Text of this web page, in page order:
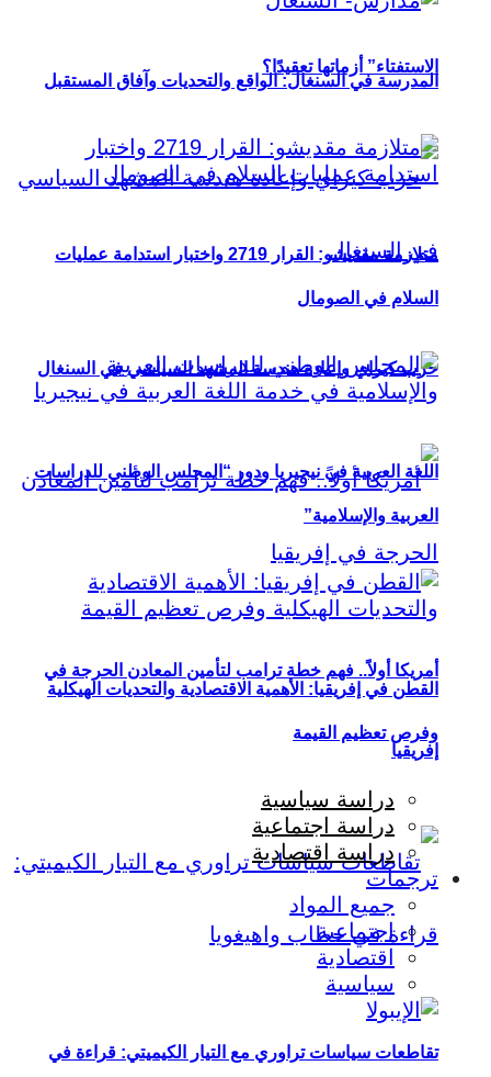
الاستفتاء” أزماتها تعقيدًا؟
حزب كيراي وإعادة هندسة المشهد السياسي في السنغال
أمريكا أولاً.. فهم خطة ترامب لتأمين المعادن الحرجة في
إفريقيا
تقاطعات سياسات تراوري مع التيار الكيميتي: قراءة في
المدرسة في السنغال: الواقع والتحديات وآفاق المستقبل
متلازمة مقديشو: القرار 2719 واختبار استدامة عمليات
السلام في الصومال
اللغة العربية في نيجيريا ودور “المجلس الوطني للدراسات
العربية والإسلامية”
القطن في إفريقيا: الأهمية الاقتصادية والتحديات الهيكلية
وفرص تعظيم القيمة
دراسة سياسية
دراسة اجتماعية
دراسة اقتصادية
ترجمات
جميع المواد
اجتماعية
اقتصادية
سياسية